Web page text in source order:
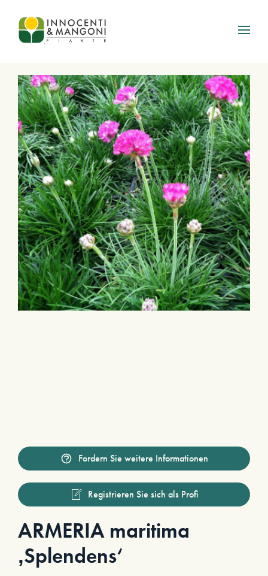
Skip to main content
Fordern Sie weitere Informationen
Registrieren Sie sich als Profi
ARMERIA maritima
‚Splendens‘